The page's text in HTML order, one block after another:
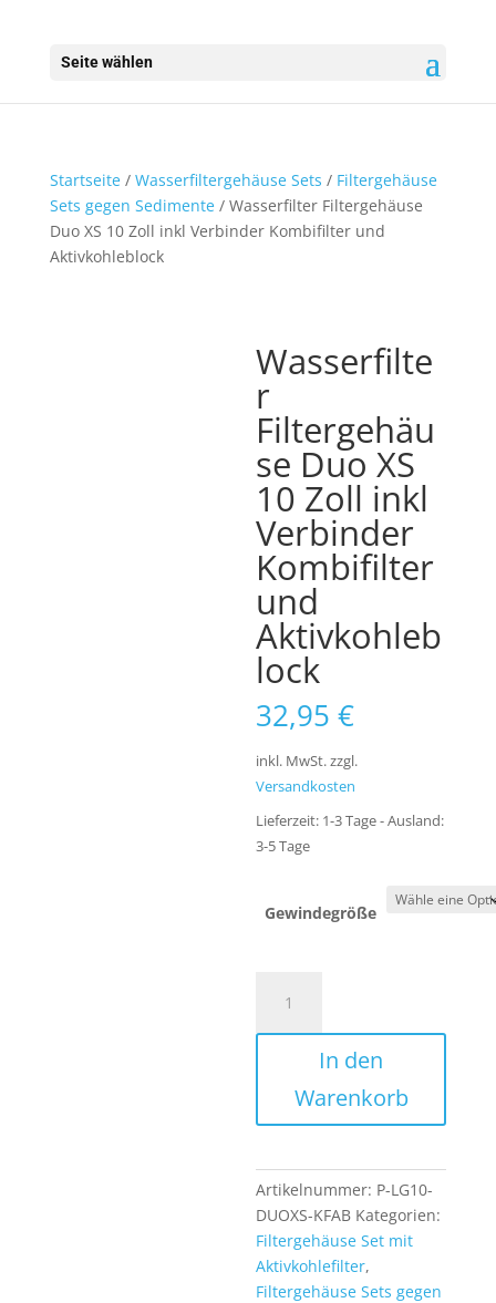
Seite wählen
Startseite/ Wasserfiltergehäuse Sets / Filtergehäuse
Sets gegen Sedimente/ Wasserfilter Filtergehäuse
Duo XS 10 Zoll inkl Verbinder Kombifilter und
Aktivkohleblock
Wasserfilte
r
Filtergehäu
se Duo XS
10 Zoll inkl
Verbinder
Kombifilter
und
Aktivkohleb
lock
32,95€
inkl. MwSt.zzgl.
Versandkosten
Lieferzeit: 1-3 Tage - Ausland:
3-5 Tage
Gewindegröße
Filtergehäuse
Duo
Kombifilter
und
Aktivkohleblock
Menge
In den
Warenkorb
Artikelnummer: P-LG10-
DUOXS-KFAB Kategorien:
Filtergehäuse Set mit
Aktivkohlefilter,
Filtergehäuse Sets gegen